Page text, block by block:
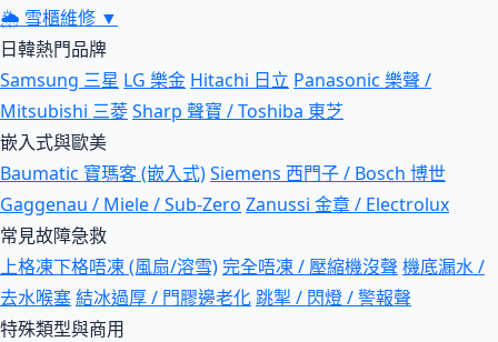
🌦 雪櫃維修 ▼
日韓熱門品牌
Samsung 三星 LG 樂金 Hitachi 日立 Panasonic 樂聲 /
Mitsubishi 三菱Sharp 聲寶 / Toshiba 東芝
嵌入式與歐美
Baumatic 寶瑪客 (嵌入式)Siemens 西門子 / Bosch 博世
Gaggenau / Miele / Sub-Zero Zanussi 金章 / Electrolux
常見故障急救
上格凍下格唔凍 (風扇/溶雪)完全唔凍 / 壓縮機沒聲 機底漏水 /
去水喉塞結冰過厚 / 門膠邊老化跳掣 / 閃燈 / 警報聲
特殊類型與商用